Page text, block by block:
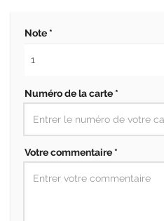
Note *
Numéro de la carte *
Votre commentaire *